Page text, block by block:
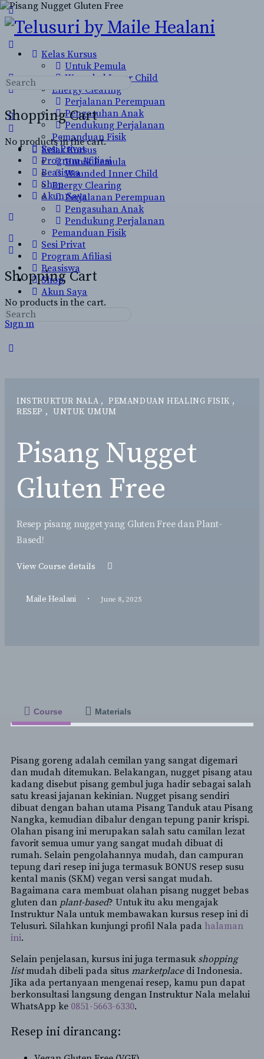
Toggle
Side
Panel
Kelas Kursus
Untuk Pemula
Wounded Inner Child
Energy Clearing
Perjalanan Perempuan
Pengasuhan Anak
Pendukung Perjalanan
Pemanduan Fisik
Sesi Privat
Program Afiliasi
Beasiswa
Shop
Akun Saya
options
Shopping Cart
No products in the cart.
Sign in
Shopping Cart
No products in the cart.
Search
for:
Kelas Kursus
Untuk Pemula
Wounded Inner Child
Energy Clearing
Perjalanan Perempuan
Pengasuhan Anak
Pendukung Perjalanan
Pemanduan Fisik
Sesi Privat
Program Afiliasi
Beasiswa
Shop
Akun Saya
Search
for:
INSTRUKTUR NALA , PEMANDUAN HEALING FISIK ,
RESEP , UNTUK UMUM
Pisang Nugget
Gluten Free
Resep pisang nugget yang Gluten Free dan Plant-
Based!
View Course details
Maile Healani · June 8, 2025
Course Materials
Pisang goreng adalah cemilan yang sangat digemari
dan mudah ditemukan. Belakangan, nugget pisang atau
kadang disebut pisang gembul juga hadir sebagai salah
satu kreasi jajanan kekinian. Nugget pisang sendiri
dibuat dengan bahan utama Pisang Tanduk atau Pisang
Nangka, kemudian dibalur dengan tepung panir krispi.
Olahan pisang ini merupakan salah satu camilan lezat
favorit semua umur yang sangat mudah dibuat di
rumah. Selain pengolahannya mudah, dan campuran
tepung dari resep ini juga termasuk BONUS resep susu
kental manis (SKM) vegan versi sangat mudah.
Bagaimana cara membuat olahan pisang nugget bebas
gluten dan plant-based? Untuk itu aku mengajak
Instruktur Nala untuk membawakan kursus resep ini di
Telusuri. Silahkan kunjungi profil Nala pada halaman
ini.
Selain penjelasan, kursus ini juga termasuk shopping
listmudah dibeli pada situs marketplace di Indonesia.
Jika ada pertanyaan mengenai resep, kamu pun dapat
berkonsultasi langsung dengan Instruktur Nala melalui
WhatsApp ke 0851-5663-6330.
Resep ini dirancang: